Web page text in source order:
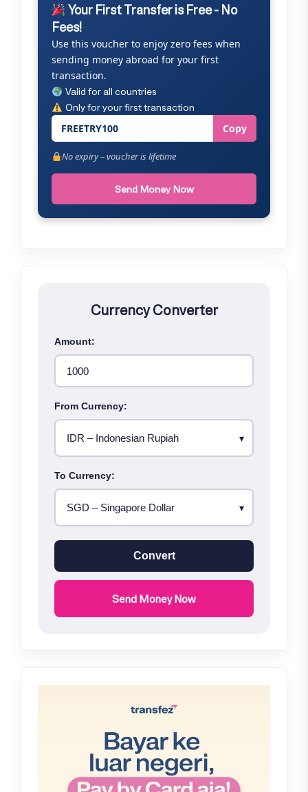
Your First Transfer is Free - No
Fees!
Use this voucher to enjoy zero fees when
sending money abroad for your first
transaction.
Valid for all countries
Only for your first transaction
FREETRY100 Copy
No expiry – voucher is lifetime
Send Money Now
Currency Converter
Amount:
From Currency:
To Currency:
Convert
Send Money Now